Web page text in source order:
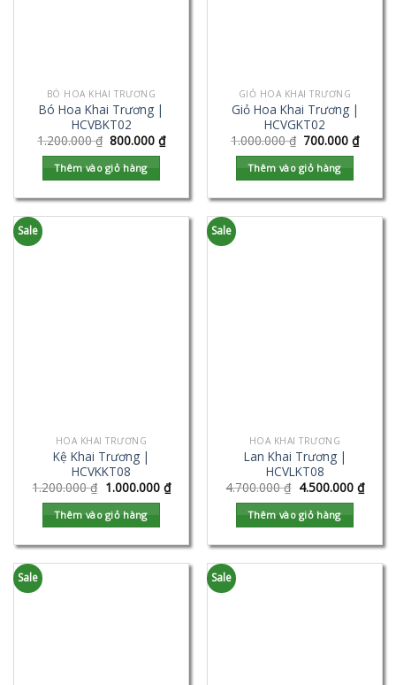
BÓ HOA KHAI TRƯƠNG
Bó Hoa Khai Trương |
HCVBKT02
1.200.000₫ 800.000₫
Thêm vào giỏ hàng
GIỎ HOA KHAI TRƯƠNG
Giỏ Hoa Khai Trương |
HCVGKT02
1.000.000₫ 700.000₫
Thêm vào giỏ hàng
Sale
HOA KHAI TRƯƠNG
Kệ Khai Trương |
HCVKKT08
1.200.000₫ 1.000.000 ₫
Thêm vào giỏ hàng
Sale
HOA KHAI TRƯƠNG
Lan Khai Trương |
HCVLKT08
4.700.000₫ 4.500.000 ₫
Thêm vào giỏ hàng
Sale Sale